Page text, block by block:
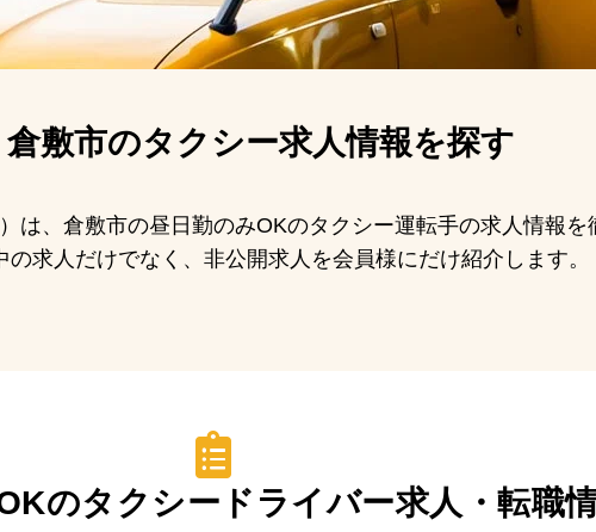
倉敷市のタクシー求人情報を探す
は、倉敷市の昼日勤のみOKのタクシー運転手の求人情報を
の求人だけでなく、非公開求人を会員様にだけ紹介します。
のタクシードライバー求人・転職